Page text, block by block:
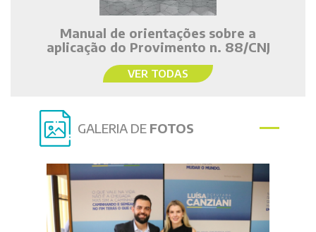
Manual de orientações sobre a
aplicação do Provimento n. 88/CNJ
VER TODAS
GALERIA DE FOTOS